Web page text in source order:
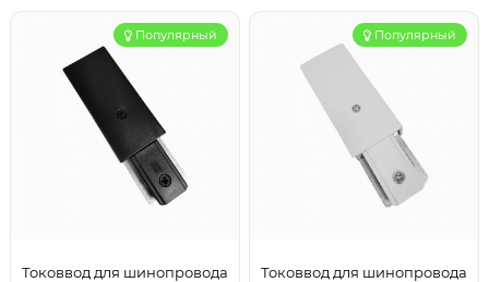
Популярный
Токоввод для шинопровода
Популярный
Токоввод для шинопровода